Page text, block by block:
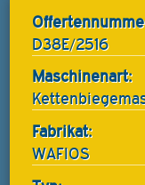
D38E/2516
Maschinenart:
Fabrikat:
WAFIOS